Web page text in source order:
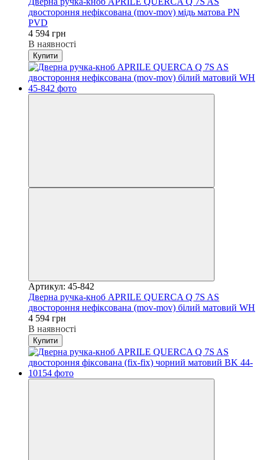
двостороння нефіксована (mov-mov) мідь матова PN
PVD
4 594 грн
В наявності
Купити
Артикул: 45-842
Дверна ручка-кноб APRILE QUERCA Q 7S AS
двостороння нефіксована (mov-mov) білий матовий WH
4 594 грн
В наявності
Купити